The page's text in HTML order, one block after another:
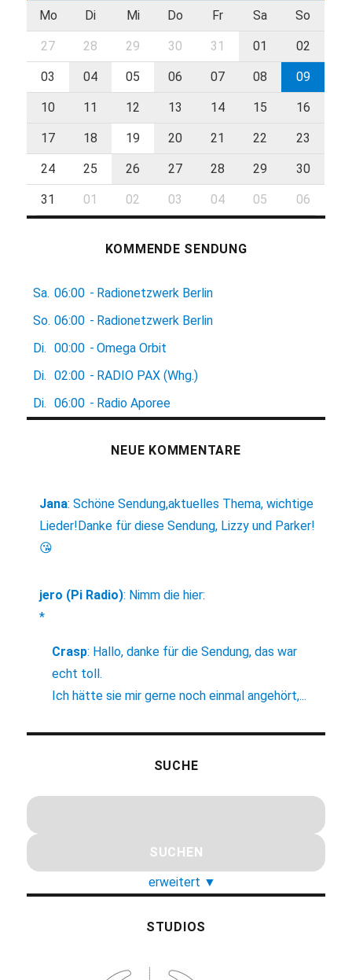
Mo Di Mi Do Fr Sa So
27 28 29 30 31 01 02
03 04 05 06 07 08 09
10 11 12 13 14 15 16
17 18 19 20 21 22 23
24 25 26 27 28 29 30
31 01 02 03 04 05 06
KOMMENDE SENDUNG
Sa. 06:00 - Radionetzwerk Berlin
So. 06:00 - Radionetzwerk Berlin
Di.
00:00 - Omega Orbit
Di.
02:00 - RADIO PAX (Whg.)
Di.
06:00 - Radio Aporee
NEUE KOMMENTARE
Jana:Schöne Sendung,aktuelles Thema, wichtige
Lieder!Danke für diese Sendung, Lizzy und Parker!
😘
jero (Pi Radio): Nimm die hier:
*
Crasp: Hallo, danke für die Sendung, das war
echt toll.
Ich hätte sie mir gerne noch einmal angehört,...
SUCHE
erweitert ▼
STUDIOS